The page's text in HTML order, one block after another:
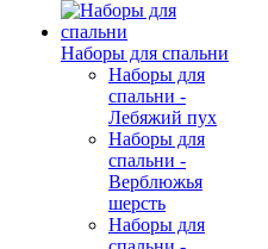
Наборы для спальни
Наборы для
спальни -
Лебяжий пух
Наборы для
спальни -
Верблюжья
шерсть
Наборы для